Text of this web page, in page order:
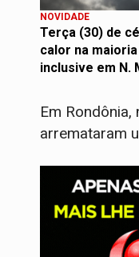
NOVIDADE
Terça (30) de
calor na maioria
inclusive em N.
Em
arremataram